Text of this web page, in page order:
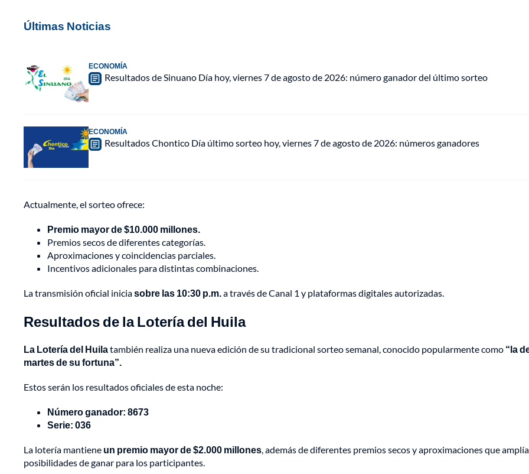
Últimas Noticias
ECONOMÍA
Resultados de Sinuano Día hoy, viernes 7 de agosto de 2026: número ganador del último sorteo
ECONOMÍA
Resultados Chontico Día último sorteo hoy, viernes 7 de agosto de 2026: números ganadores
Actualmente, el sorteo ofrece:
Premio mayor de $10.000 millones.
Premios secos de diferentes categorías.
Aproximaciones y coincidencias parciales.
Incentivos adicionales para distintas combinaciones.
La transmisión oficial iniciasobre las 10:30 p.m.a través de Canal 1 y plataformas digitales autorizadas.
Resultados de la Lotería del Huila
La Lotería del Huilatambién realiza una nueva edición de su tradicional sorteo semanal, conocido popularmente como “la
martes de su fortuna”.
Estos serán los resultados oficiales de esta noche:
Número ganador: 8673
Serie: 036
La lotería mantiene un premio mayor de $2.000 millones, además de diferentes premios secos y aproximaciones que
posibilidades de ganar para los participantes.